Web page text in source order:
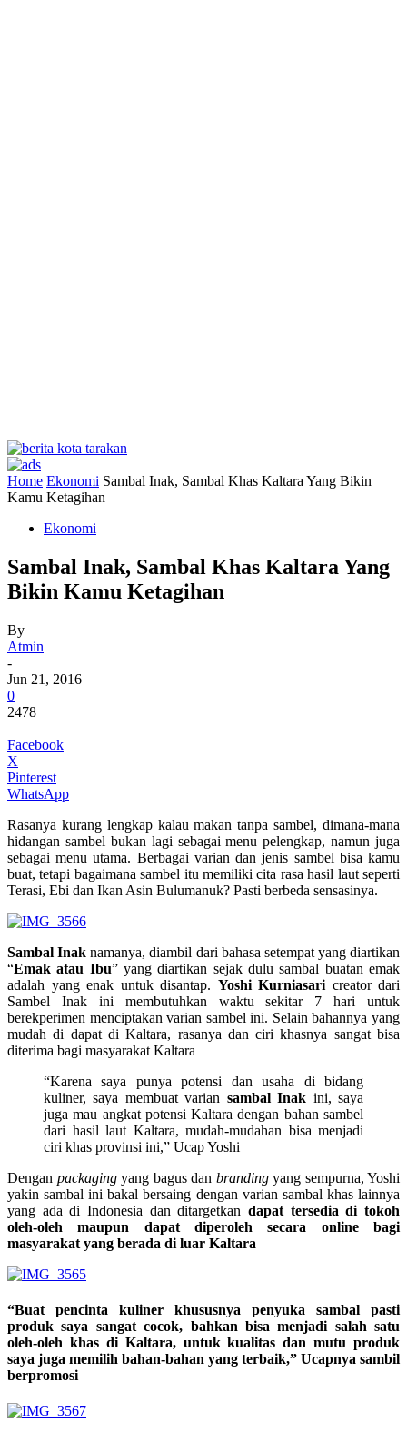
Home Ekonomi Sambal Inak, Sambal Khas Kaltara Yang Bikin
Kamu Ketagihan
Ekonomi
Sambal Inak, Sambal Khas Kaltara Yang
Bikin Kamu Ketagihan
By
Atmin
-
Jun 21, 2016
0
2478
Facebook
X
Pinterest
WhatsApp
Rasanya kurang lengkap kalau makan tanpa sambel, dimana-mana
hidangan sambel bukan lagi sebagai menu pelengkap, namun juga
sebagai menu utama. Berbagai varian dan jenis sambel bisa kamu
buat, tetapi bagaimana sambel itu memiliki cita rasa hasil laut seperti
Terasi, Ebi dan Ikan Asin Bulumanuk? Pasti berbeda sensasinya.
Sambal Inak namanya, diambil dari bahasa setempat yang diartikan
“Emak atau Ibu” yang diartikan sejak dulu sambal buatan emak
adalah yang enak untuk disantap. Yoshi Kurniasari creator dari
Sambel Inak ini membutuhkan waktu sekitar 7 hari untuk
berekperimen menciptakan varian sambel ini. Selain bahannya yang
mudah di dapat di Kaltara, rasanya dan ciri khasnya sangat bisa
diterima bagi masyarakat Kaltara
“Karena saya punya potensi dan usaha di bidang
kuliner, saya membuat varian sambal Inak ini, saya
juga mau angkat potensi Kaltara dengan bahan sambel
dari hasil laut Kaltara, mudah-mudahan bisa menjadi
ciri khas provinsi ini,” Ucap Yoshi
Dengan packagingyang bagus dan brandingyang sempurna, Yoshi
yakin sambal ini bakal bersaing dengan varian sambal khas lainnya
yang ada di Indonesia dan ditargetkan dapat tersedia di tokoh
oleh-oleh maupun dapat diperoleh secara online bagi
masyarakat yang berada di luar Kaltara
“Buat pencinta kuliner khususnya penyuka sambal pasti
produk saya sangat cocok, bahkan bisa menjadi salah satu
oleh-oleh khas di Kaltara, untuk kualitas dan mutu produk
saya juga memilih bahan-bahan yang terbaik,” Ucapnya sambil
berpromosi